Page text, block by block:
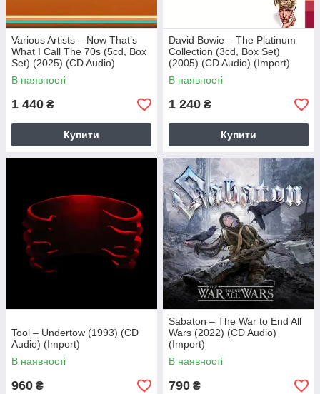
Various Artists – Now That’s
What I Call The 70s (5cd, Box
Set) (2025) (CD Audio)
(Import)
В наявності
1 440 ₴
Купити
David Bowie – The Platinum
Collection (3cd, Box Set)
(2005) (CD Audio) (Import)
В наявності
1 240 ₴
Купити
Tool – Undertow (1993) (CD
Audio) (Import)
В наявності
960 ₴
Sabaton – The War to End All
Wars (2022) (CD Audio)
(Import)
В наявності
790 ₴